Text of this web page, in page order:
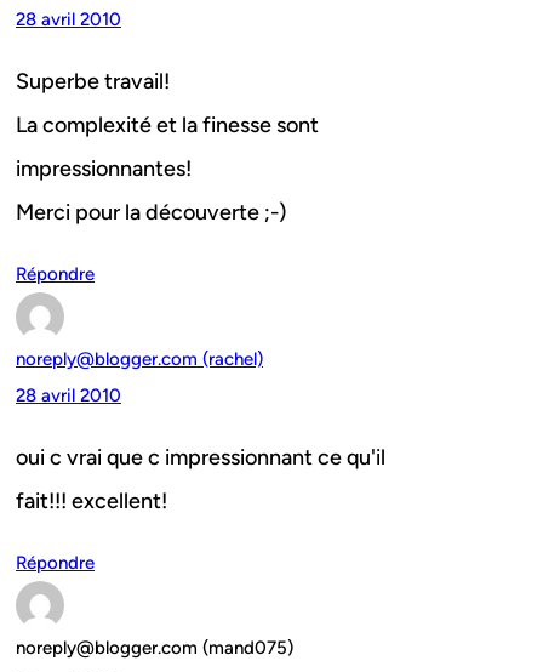
28 avril 2010
Superbe travail!
La complexité et la finesse sont
impressionnantes!
Merci pour la découverte ;-)
Répondre
noreply@blogger.com (rachel)
28 avril 2010
oui c vrai que c impressionnant ce qu'il
fait!!! excellent!
Répondre
noreply@blogger.com (mand075)